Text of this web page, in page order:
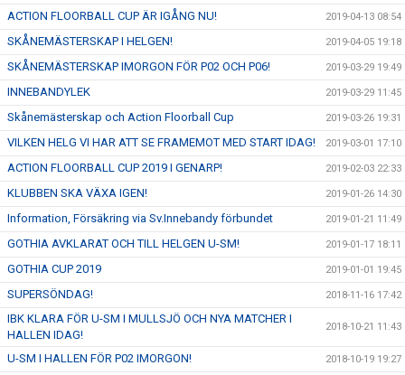
ACTION FLOORBALL CUP ÄR IGÅNG NU! 2019-04-13 08:54
SKÅNEMÄSTERSKAP I HELGEN! 2019-04-05 19:18
SKÅNEMÄSTERSKAP IMORGON FÖR P02 OCH P06! 2019-03-29 19:49
INNEBANDYLEK 2019-03-29 11:45
Skånemästerskap och Action Floorball Cup 2019-03-26 19:31
VILKEN HELG VI HAR ATT SE FRAMEMOT MED START IDAG! 2019-03-01 17:10
ACTION FLOORBALL CUP 2019 I GENARP! 2019-02-03 22:33
KLUBBEN SKA VÄXA IGEN! 2019-01-26 14:30
Information, Försäkring via Sv.Innebandy förbundet 2019-01-21 11:49
GOTHIA AVKLARAT OCH TILL HELGEN U-SM! 2019-01-17 18:11
GOTHIA CUP 2019 2019-01-01 19:45
SUPERSÖNDAG! 2018-11-16 17:42
IBK KLARA FÖR U-SM I MULLSJÖ OCH NYA MATCHER I
HALLEN IDAG!
2018-10-21 11:43
U-SM I HALLEN FÖR P02 IMORGON! 2018-10-19 19:27